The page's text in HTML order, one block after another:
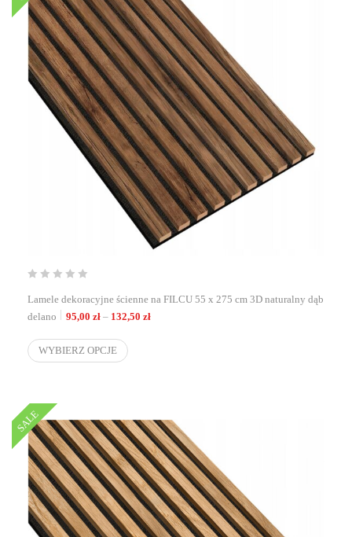
Lamele dekoracyjne ścienne na FILCU 55 x 275 cm 3D naturalny dąb
delano
95,00 zł – 132,50 złZakres cen: od 95,00 zł do 132,50 zł
WYBIERZ OPCJE
SALE